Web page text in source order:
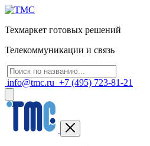
Техмаркет готовых решений
Телекоммуникации и связь
info@tmc.ru +7 (495) 723-81-21